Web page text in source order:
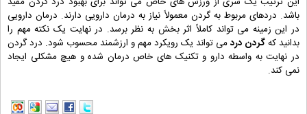
باشد. دردهای مربوط به گردن معمولاً نیاز به درمان دارویی دارند. درمان دارویی
در این زمینه می تواند کاملاً اثر بخش به نظر برسد. در نهایت یک نکته مهم را
بدانید کهگردن دردمی تواند یک رویکرد مهم و ارزشمند محسوب شود. درد گردن
در نهایت به واسطه دارو و تکنیک های خاص درمان شده و هیچ مشکلی ایجاد
نمی کند.